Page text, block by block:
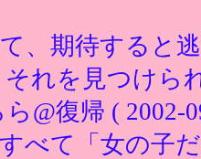
、期待すると
それを見つけ
@復帰 ( 2002-
べて「女の子